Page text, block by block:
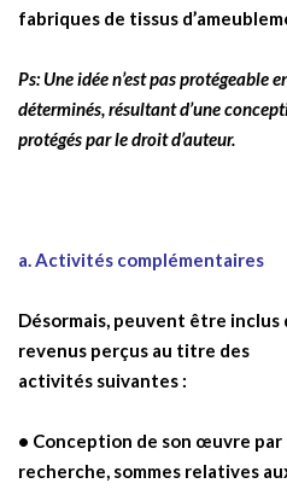
fabriques de tissus
Ps: Une idée n’est pas protégeable
déterminés, résultant d’une
protégés par le droit d’auteur.
a. Activités complémentaires
Désormais, peuvent être inclus
revenus perçus au titre des
activités suivantes :
• Conception de son œuvre
recherche, sommes relatives